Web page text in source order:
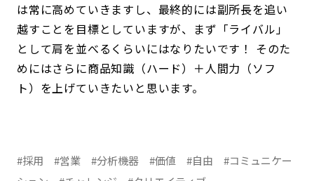
は常に高めていきますし、最終的には副所長を追い
越すことを目標としていますが、まず「ライバル」
として肩を並べるくらいにはなりたいです！ そのた
めにはさらに商品知識（ハード）＋人間力（ソフ
ト）を上げていきたいと思います。
#採用 #営業 #分析機器 #価値 #自由
#コミュニケー